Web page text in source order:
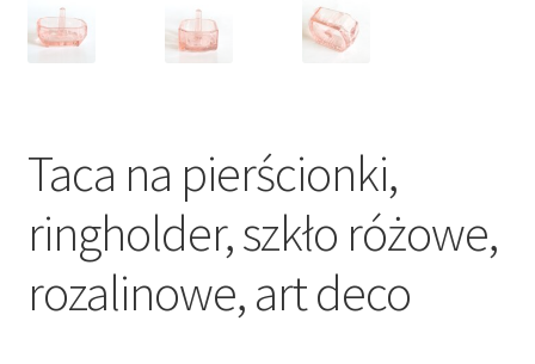
Taca na pierścionki,
ringholder, szkło różowe,
rozalinowe, art deco